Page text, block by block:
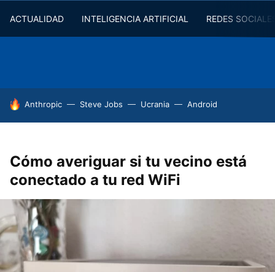
ACTUALIDAD INTELIGENCIA ARTIFICIAL REDES
HOY SE HABLA DE
Anthropic Steve Jobs Ucrania Android
Cómo averiguar si tu vecino está
conectado a tu red WiFi